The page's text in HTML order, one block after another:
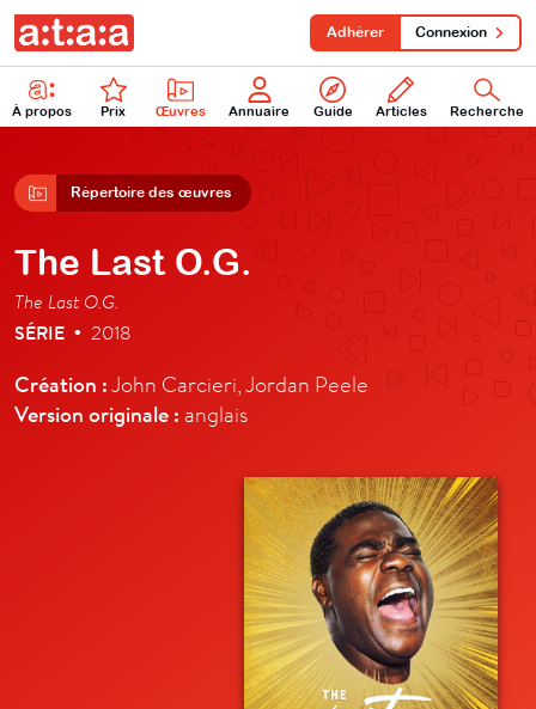
À propos Prix Œuvres Annuaire Guide Articles Recherche
Adhérer Connexion
Répertoire des œuvres
The Last O.G.
The Last O.G.
SÉRIE • 2018
Création :John Carcieri, Jordan Peele
Version originale : anglais